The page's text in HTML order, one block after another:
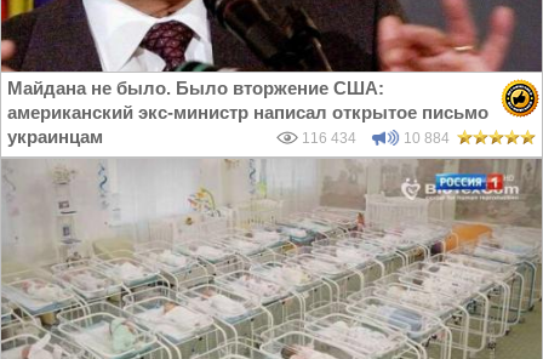
Майдана не было. Было вторжение США:
американский экс-министр написал открытое письмо
украинцам
116 434 10 884